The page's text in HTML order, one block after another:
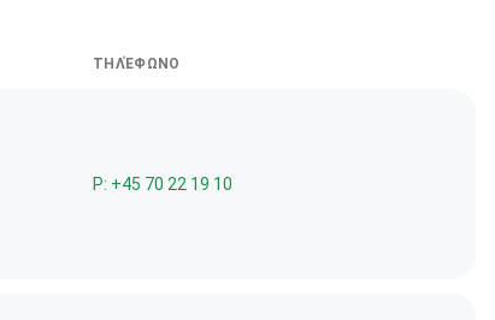
ΤΗΛΈΦΩΝΟ
P: +45 70 22 19 10